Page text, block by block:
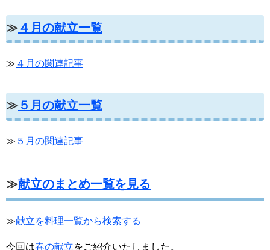
≫４月の献立一覧
≫ ４月の関連記事
≫ ５月の献立一覧
≫ ５月の関連記事
≫献立のまとめ一覧を見る
≫献立を料理一覧から検索する
今回は春の献立をご紹介いたしました。